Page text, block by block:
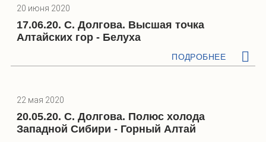
20 июня 2020
17.06.20. С. Долгова. Высшая точка
Алтайских гор - Белуха
ПОДРОБНЕЕ
22 мая 2020
20.05.20. С. Долгова. Полюс холода
Западной Сибири - Горный Алтай